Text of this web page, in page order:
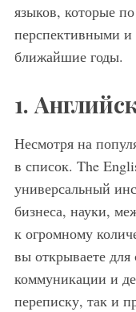
языков, которые
перспективными и
ближайшие годы.
1.
Несмотря на
в список. The
универсальный
бизнеса, науки,
к огромному
вы открываете для
коммуникации и
переписку, так и